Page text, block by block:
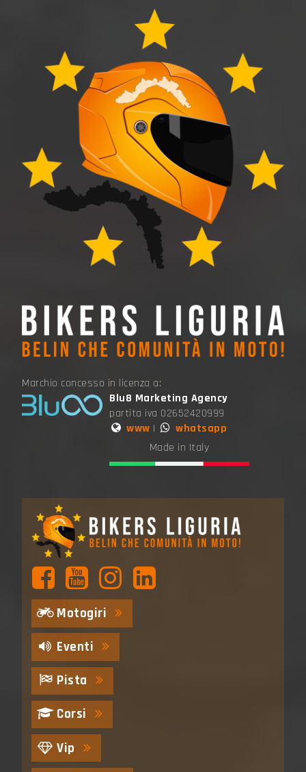
Marchio concesso in licenza a:
Blu8 Marketing Agency
partita iva 02652420999
www |
whatsapp
Made in Italy
Motogiri
Eventi
Pista
Corsi
Vip